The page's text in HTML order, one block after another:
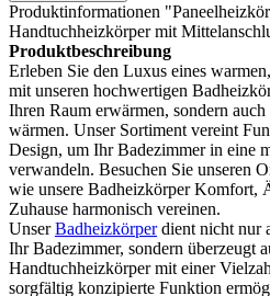
Produktinformationen
Handtuchheizkörper mit
Produktbeschreibung
Erleben Sie den Luxus eines
mit unseren hochwertigen
Ihren Raum erwärmen, sondern
wärmen. Unser Sortiment vereint
Design, um Ihr Badezimmer in eine
verwandeln. Besuchen Sie unseren
wie unsere Badheizkörper Komfort,
Zuhause harmonisch vereinen.
UnserBadheizkörperdient nicht nur
Ihr Badezimmer, sondern überzeugt
Handtuchheizkörper mit einer
sorgfältig konzipierte Funktion